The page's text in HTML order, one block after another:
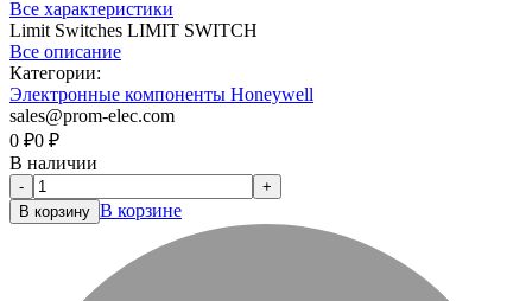
Все характеристики
Limit Switches LIMIT SWITCH
Все описание
Категории:
Электронные компоненты Honeywell
sales@prom-elec.com
0 ₽0 ₽
В наличии
-
+
В корзину В корзине